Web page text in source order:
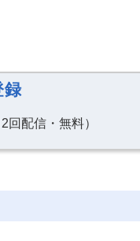
録
配信・無料）